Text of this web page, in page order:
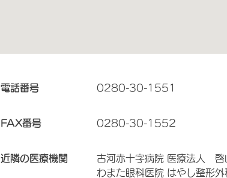
電話番号 0280-30-1551
FAX番号 0280-30-1552
近隣の医療機関
古河赤十字病院 医療法人
わまた眼科医院 はやし整形